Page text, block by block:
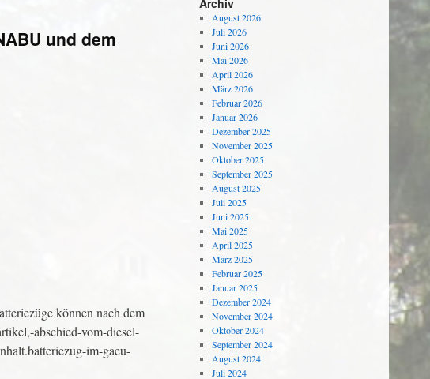
und dem
können nach dem
abschied-vom-diesel-
im-gaeu-
Archiv
August 2026
Juli 2026
Juni 2026
Mai 2026
April 2026
März 2026
Februar 2026
Januar 2026
Dezember 2025
November 2025
Oktober 2025
September 2025
August 2025
Juli 2025
Juni 2025
Mai 2025
April 2025
März 2025
Februar 2025
Januar 2025
Dezember 2024
November 2024
Oktober 2024
September 2024
August 2024
Juli 2024